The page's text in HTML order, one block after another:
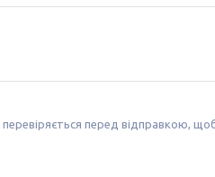
перед відправкою,